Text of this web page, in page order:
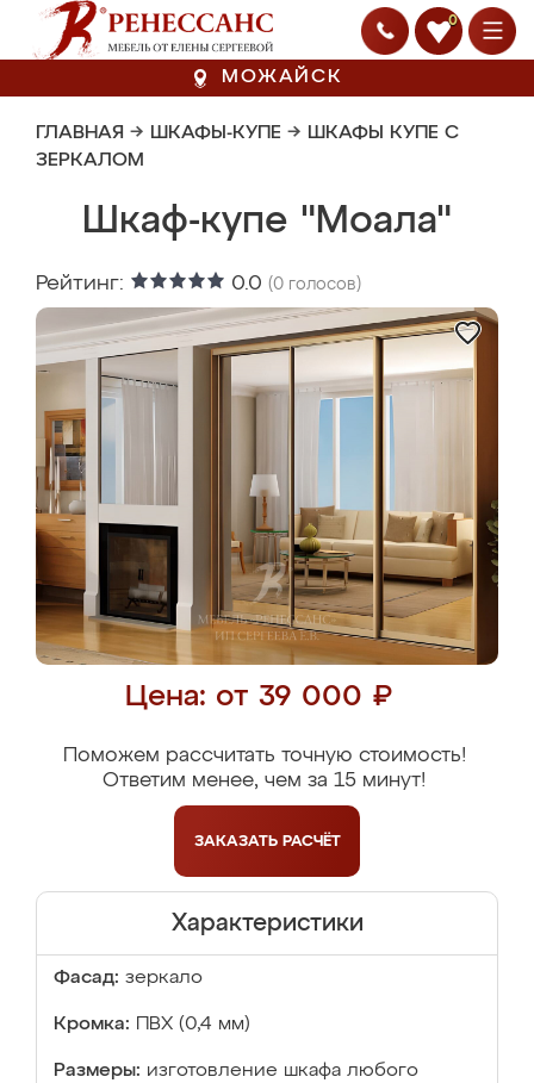
0
МОЖАЙСК
ГЛАВНАЯ → ШКАФЫ-КУПЕ → ШКАФЫ КУПЕ С
ЗЕРКАЛОМ
Шкаф-купе "Моала"
Рейтинг: 0.0 (0 голосов)
Цена: от 39 000 ₽
Поможем рассчитать точную стоимость!
Ответим менее, чем за 15 минут!
ЗАКАЗАТЬ РАСЧЁТ
Характеристики
Фасад: зеркало
Кромка: ПВХ (0,4 мм)
Размеры: изготовление шкафа любого